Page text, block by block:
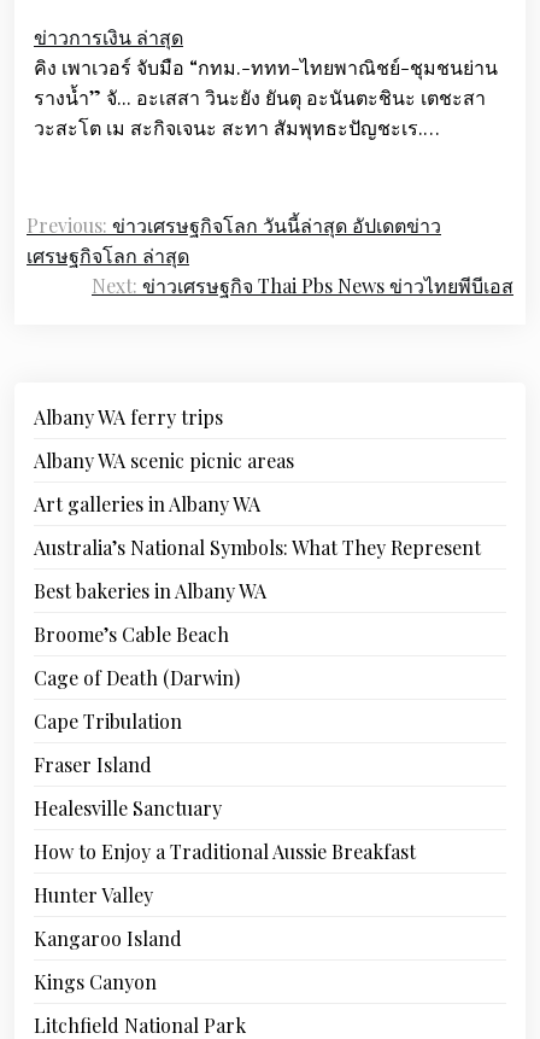
ข่าวการเงิน ล่าสุด
คิง เพาเวอร์ จับมือ “กทม.-ททท-ไทยพาณิชย์-ชุมชนย่าน
รางน้ำ” จั... อะเสสา วินะยัง ยันตุ อะนันตะชินะ เตชะสา
วะสะโต เม สะกิจเจนะ สะทา สัมพุทธะปัญชะเร.…
Previous: ข่าวเศรษฐกิจโลก วันนี้ล่าสุด อัปเดตข่าว
เศรษฐกิจโลก ล่าสุด
Next: ข่าวเศรษฐกิจ Thai Pbs News ข่าวไทยพีบีเอส
Albany WA ferry trips
Albany WA scenic picnic areas
Art galleries in Albany WA
Australia’s National Symbols: What They Represent
Best bakeries in Albany WA
Broome’s Cable Beach
Cage of Death (Darwin)
Cape Tribulation
Fraser Island
Healesville Sanctuary
How to Enjoy a Traditional Aussie Breakfast
Hunter Valley
Kangaroo Island
Kings Canyon
Litchfield National Park